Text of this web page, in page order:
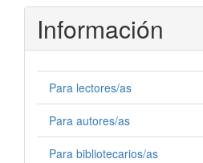
Información
Para lectores/as
Para autores/as
Para bibliotecarios/as